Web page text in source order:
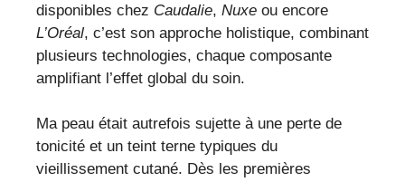
disponibles chez Caudalie, Nuxe ou encore
L’Oréal, c’est son approche holistique, combinant
plusieurs technologies, chaque composante
amplifiant l’effet global du soin.
Ma peau était autrefois sujette à une perte de
tonicité et un teint terne typiques du
vieillissement cutané. Dès les premières